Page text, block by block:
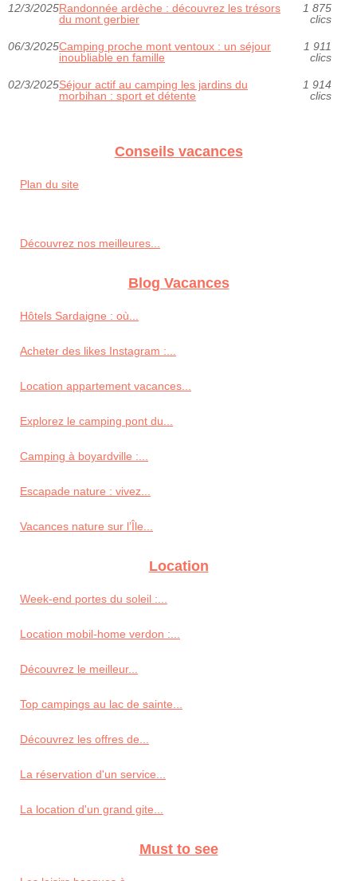
12/3/2025Randonnée ardèche : découvrez les trésors
du mont gerbier
1 875
clics
06/3/2025Camping proche mont ventoux : un séjour
inoubliable en famille
1 911
clics
02/3/2025Séjour actif au camping les jardins du
morbihan : sport et détente
1 914
clics
Conseils vacances
Plan du site
Découvrez nos meilleures...
Blog Vacances
Hôtels Sardaigne : où...
Acheter des likes Instagram :...
Location appartement vacances...
Explorez le camping pont du...
Camping à boyardville :...
Escapade nature : vivez...
Vacances nature sur l’Île...
Location
Week-end portes du soleil :...
Location mobil-home verdon :...
Découvrez le meilleur...
Top campings au lac de sainte...
Découvrez les offres de...
La réservation d'un service...
La location d'un grand gite...
Must to see